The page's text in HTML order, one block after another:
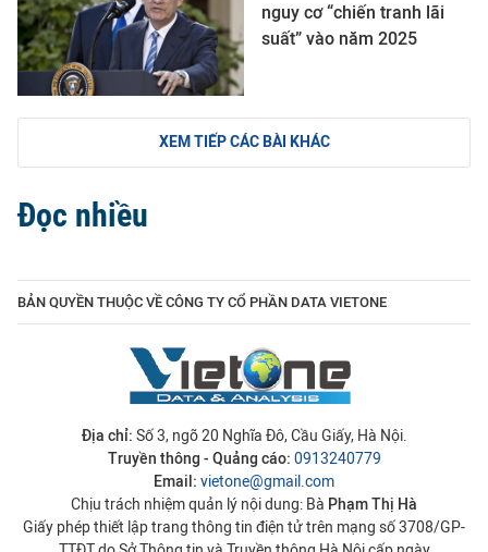
nguy cơ “chiến tranh lãi
suất” vào năm 2025
XEM TIẾP CÁC BÀI KHÁC
Đọc nhiều
BẢN QUYỀN THUỘC VỀ CÔNG TY CỔ PHẦN DATA VIETONE
Địa chỉ: Số 3, ngõ 20 Nghĩa Đô, Cầu Giấy, Hà Nội.
Truyền thông - Quảng cáo: 0913240779
Email: vietone@gmail.com
Chịu trách nhiệm quản lý nội dung: Bà Phạm Thị Hà
Giấy phép thiết lập trang thông tin điện tử trên mạng số 3708/GP-